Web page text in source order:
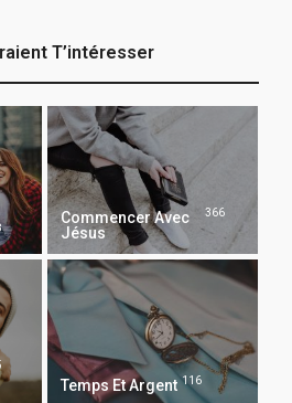
T’intéresser
Commencer Avec
Jésus
366
Temps Et Argent 116